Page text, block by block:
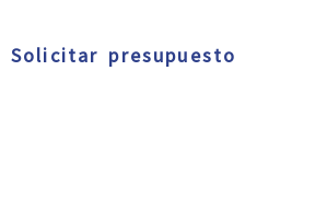
Solicitar presupuesto